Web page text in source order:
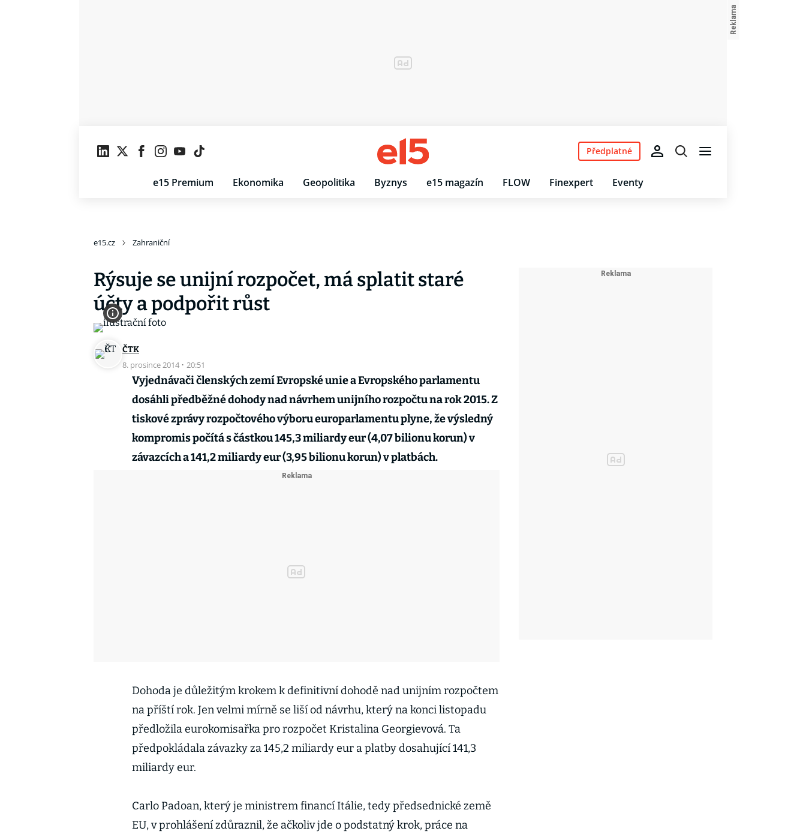
e15 Premium Ekonomika Geopolitika Byznys e15 magazín FLOW Finexpert Eventy
Předplatné
e15.cz Zahraniční
Rýsuje se unijní rozpočet, má splatit staré
účty a podpořit růst
ČTK
8. prosince 2014 · 20:51
Vyjednávači členských zemí Evropské unie a Evropského parlamentu
dosáhli předběžné dohody nad návrhem unijního rozpočtu na rok 2015. Z
tiskové zprávy rozpočtového výboru europarlamentu plyne, že výsledný
kompromis počítá s částkou 145,3 miliardy eur (4,07 bilionu korun) v
závazcích a 141,2 miliardy eur (3,95 bilionu korun) v platbách.
Dohoda je důležitým krokem k definitivní dohodě nad unijním rozpočtem
na příští rok. Jen velmi mírně se liší od návrhu, který na konci listopadu
předložila eurokomisařka pro rozpočet Kristalina Georgievová. Ta
předpokládala závazky za 145,2 miliardy eur a platby dosahující 141,3
miliardy eur.
Carlo Padoan, který je ministrem financí Itálie, tedy předsednické země
EU, v prohlášení zdůraznil, že ačkoliv jde o podstatný krok, práce na